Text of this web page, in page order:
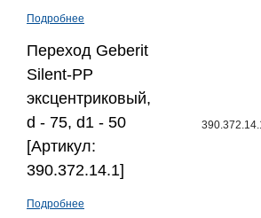
Подробнее
Переход Geberit
Silent-PP
эксцентриковый,
d - 75, d1 - 50
[Артикул:
390.372.14.1]
Подробнее